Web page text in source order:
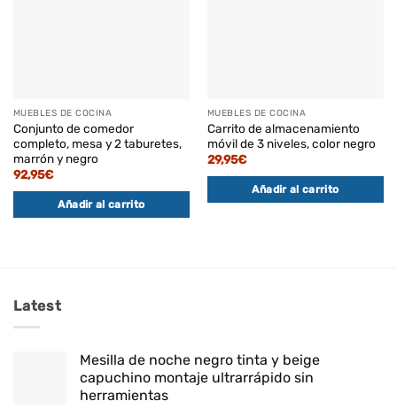
MUEBLES DE COCINA
Conjunto de comedor
completo, mesa y 2 taburetes,
marrón y negro
92,95€
Añadir al carrito
MUEBLES DE COCINA
Carrito de almacenamiento
móvil de 3 niveles, color negro
29,95€
Añadir al carrito
Latest
Mesilla de noche negro tinta y beige
capuchino montaje ultrarrápido sin
herramientas